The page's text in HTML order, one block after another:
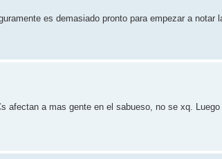
es demasiado pronto para empezar a notar
afectan a mas gente en el sabueso, no se xq.